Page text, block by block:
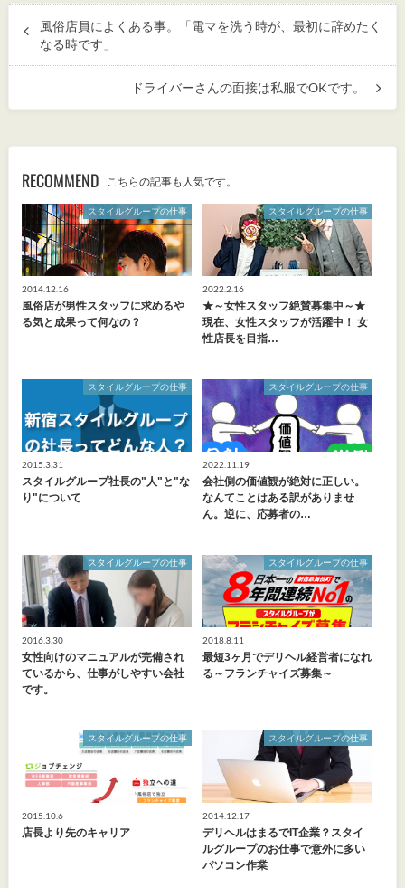
風俗店員によくある事。「電マを洗う時が、最初に辞めたく
なる時です」
ドライバーさんの面接は私服でOKです。
RECOMMEND こちらの記事も人気です。
スタイルグループの仕事
2014.12.16
風俗店が男性スタッフに求めるや
る気と成果って何なの？
スタイルグループの仕事
2022.2.16
★～女性スタッフ絶賛募集中～★
現在、女性スタッフが活躍中！ 女
性店長を目指…
スタイルグループの仕事
2015.3.31
スタイルグループ社長の"人"と"な
り"について
スタイルグループの仕事
2022.11.19
会社側の価値観が絶対に正しい。
なんてことはある訳がありませ
ん。逆に、応募者の…
スタイルグループの仕事
2016.3.30
女性向けのマニュアルが完備され
ているから、仕事がしやすい会社
です。
スタイルグループの仕事
2018.8.11
最短3ヶ月でデリヘル経営者になれ
る～フランチャイズ募集～
スタイルグループの仕事
2015.10.6
店長より先のキャリア
スタイルグループの仕事
2014.12.17
デリヘルはまるでIT企業？スタイ
ルグループのお仕事で意外に多い
パソコン作業